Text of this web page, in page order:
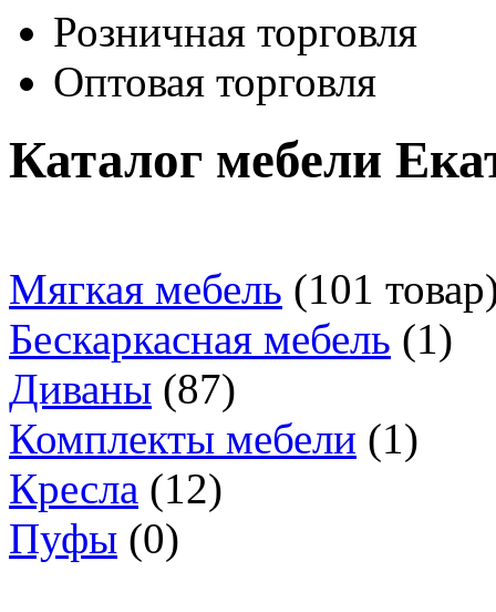
Розничная торговля
Оптовая торговля
Каталог мебели
Мягкая мебель (101
Бескаркасная мебель (1)
Диваны (87)
Комплекты мебели (1)
Кресла (12)
Пуфы (0)